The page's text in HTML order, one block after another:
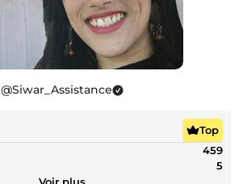
@Siwar_Assistance
Top
459
5